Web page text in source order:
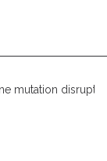
mutation